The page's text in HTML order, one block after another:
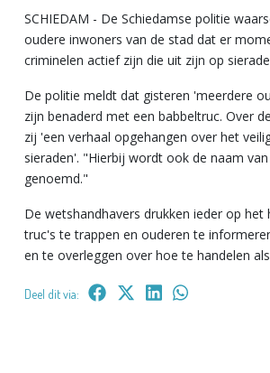
SCHIEDAM - De Schiedamse politie
oudere inwoners van de stad dat er
criminelen actief zijn die uit zijn op
De politie meldt dat gisteren 'meerdere
zijn benaderd met een babbeltruc. Over
zij 'een verhaal opgehangen over het
sieraden'. "Hierbij wordt ook de naam
genoemd."
De wetshandhavers drukken ieder op het
truc's te trappen en ouderen te
en te overleggen over hoe te handelen
Deel dit via: